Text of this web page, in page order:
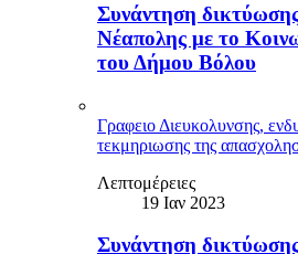
Συνάντηση
Νέαπολης με το
του Δήμου Βόλου
Γραφειο Διευκολυνσης,
τεκμηριωσης της
Λεπτομέρειες
19 Ιαν 2023
Συνάντηση